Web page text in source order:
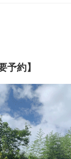
予約】